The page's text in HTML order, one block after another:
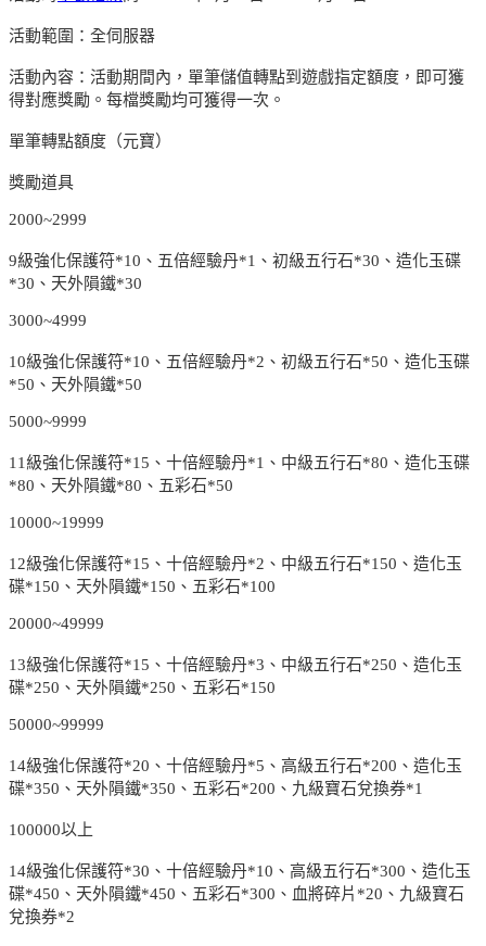
活動範圍：全伺服器
活動內容：活動期間內，單筆儲值轉點到遊戲指定額度，即可獲
得對應獎勵。每檔獎勵均可獲得一次。
單筆轉點額度（元寶）
獎勵道具
2000~2999
9級強化保護符*10、五倍經驗丹*1、初級五行石*30、造化玉碟
*30、天外隕鐵*30
3000~4999
10級強化保護符*10、五倍經驗丹*2、初級五行石*50、造化玉碟
*50、天外隕鐵*50
5000~9999
11級強化保護符*15、十倍經驗丹*1、中級五行石*80、造化玉碟
*80、天外隕鐵*80、五彩石*50
10000~19999
12級強化保護符*15、十倍經驗丹*2、中級五行石*150、造化玉
碟*150、天外隕鐵*150、五彩石*100
20000~49999
13級強化保護符*15、十倍經驗丹*3、中級五行石*250、造化玉
碟*250、天外隕鐵*250、五彩石*150
50000~99999
14級強化保護符*20、十倍經驗丹*5、高級五行石*200、造化玉
碟*350、天外隕鐵*350、五彩石*200、九級寶石兌換券*1
100000以上
14級強化保護符*30、十倍經驗丹*10、高級五行石*300、造化玉
碟*450、天外隕鐵*450、五彩石*300、血將碎片*20、九級寶石
兌換券*2